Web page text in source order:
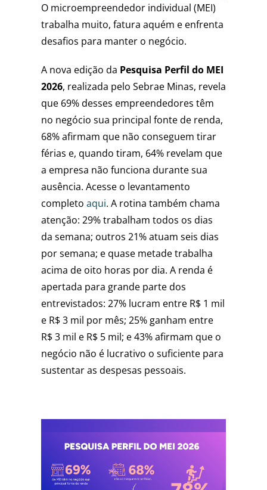
O microempreendedor individual (MEI)
trabalha muito, fatura aquém e enfrenta
desafios para manter o negócio.
A nova edição da Pesquisa Perfil do MEI
2026, realizada pelo Sebrae Minas, revela
que 69% desses empreendedores têm
no negócio sua principal fonte de renda,
68% afirmam que não conseguem tirar
férias e, quando tiram, 64% revelam que
a empresa não funciona durante sua
ausência. Acesse o levantamento
completo aqui. A rotina também chama
atenção: 29% trabalham todos os dias
da semana; outros 21% atuam seis dias
por semana; e quase metade trabalha
acima de oito horas por dia. A renda é
apertada para grande parte dos
entrevistados: 27% lucram entre R$ 1 mil
e R$ 3 mil por mês; 25% ganham entre
R$ 3 mil e R$ 5 mil; e 43% afirmam que o
negócio não é lucrativo o suficiente para
sustentar as despesas pessoais.